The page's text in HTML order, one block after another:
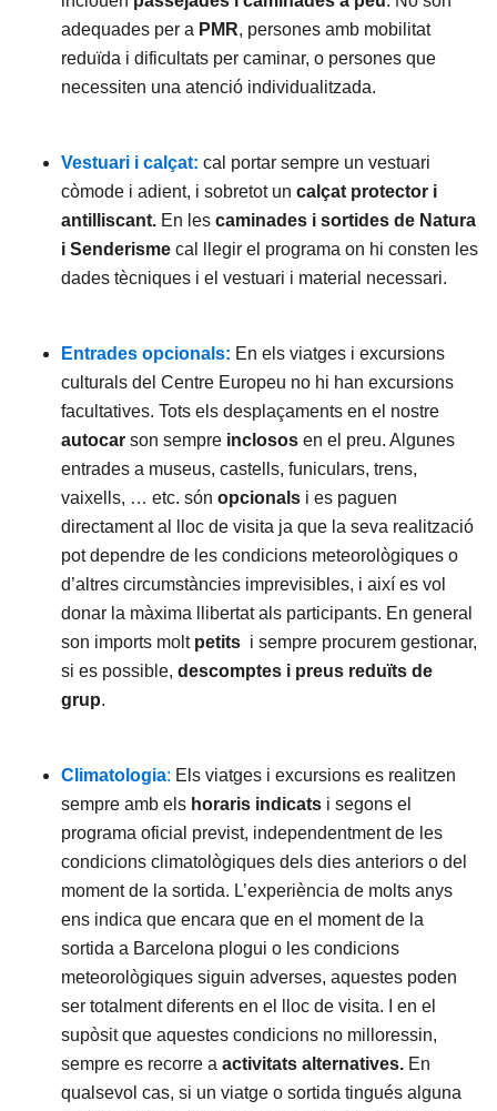
adequades per a PMR, persones amb mobilitat
reduïda i dificultats per caminar, o persones que
necessiten una atenció individualitzada.
Vestuari i calçat: cal portar sempre un vestuari
còmode i adient, i sobretot un calçat protector i
antilliscant. En les caminades i sortides de Natura
i Senderisme cal llegir el programa on hi consten les
dades tècniques i el vestuari i material necessari.
Entrades opcionals: En els viatges i excursions
culturals del Centre Europeu no hi han excursions
facultatives. Tots els desplaçaments en el nostre
autocar son sempre inclosos en el preu. Algunes
entrades a museus, castells, funiculars, trens,
vaixells, … etc. són opcionals i es paguen
directament al lloc de visita ja que la seva realització
pot dependre de les condicions meteorològiques o
d’altres circumstàncies imprevisibles, i així es vol
donar la màxima llibertat als participants. En general
son imports molt petits i sempre procurem gestionar,
si es possible, descomptes i preus reduïts de
grup.
Climatologia: Els viatges i excursions es realitzen
sempre amb els horaris indicats i segons el
programa oficial previst, independentment de les
condicions climatològiques dels dies anteriors o del
moment de la sortida. L’experiència de molts anys
ens indica que encara que en el moment de la
sortida a Barcelona plogui o les condicions
meteorològiques siguin adverses, aquestes poden
ser totalment diferents en el lloc de visita. I en el
supòsit que aquestes condicions no milloressin,
sempre es recorre a activitats alternatives. En
qualsevol cas, si un viatge o sortida tingués alguna